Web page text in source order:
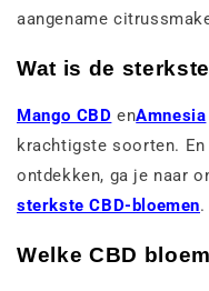
aangename
Wat is de
Mango CBD enAmnesia
krachtigste soorten.
ontdekken, ga je naar
sterkste CBD-bloemen.
Welke CBD